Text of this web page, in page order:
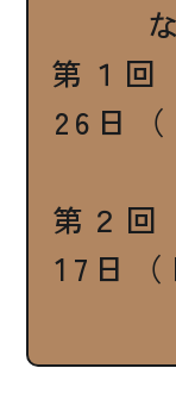
第１回
26日
第２回
17日